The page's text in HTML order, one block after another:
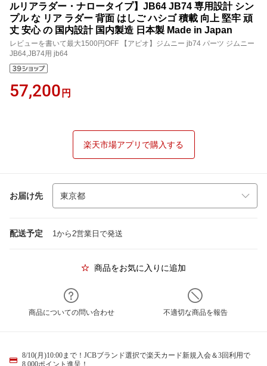
ルリアラダー・ナロータイプ】JB64 JB74 専用設計 シン
プル な リア ラダー 背面 はしご ハシゴ 積載 向上 堅牢 頑
丈 安心 の 国内設計 国内製造 日本製 Made in Japan
レビューを書いて最大1500円OFF 【アピオ】ジムニー jb74 パーツ ジムニー
JB64,JB74用 jb64
57,200 円
楽天市場アプリで購入する
お届け先
配送予定 1から2営業日で発送
商品をお気に入りに追加
商品についての問い合わせ 不適切な商品を報告
8/10(月)10:00まで！JCBブランド選択で楽天カード新規入会＆3回利用で
8,000ポイント進呈！